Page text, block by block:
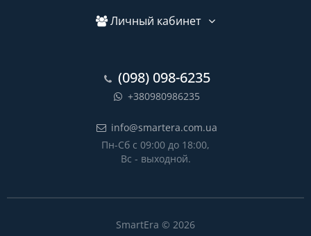
Личный кабинет
(098) 098-6235
+380980986235
info@smartera.com.ua
Пн-Сб с 09:00 до 18:00,
Вс - выходной.
SmartEra © 2026